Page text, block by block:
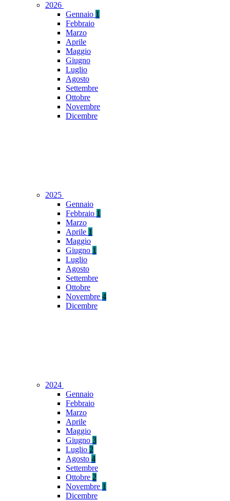
2026
Gennaio 1
Febbraio
Marzo
Aprile
Maggio
Giugno
Luglio
Agosto
Settembre
Ottobre
Novembre
Dicembre
2025
Gennaio
Febbraio 1
Marzo
Aprile 1
Maggio
Giugno 1
Luglio
Agosto
Settembre
Ottobre
Novembre 4
Dicembre
2024
Gennaio
Febbraio
Marzo
Aprile
Maggio
Giugno 3
Luglio 2
Agosto 4
Settembre
Ottobre 2
Novembre 1
Dicembre